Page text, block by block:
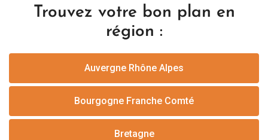
Trouvez votre bon plan en
région :
Auvergne Rhône Alpes
Bourgogne Franche Comté
Bretagne